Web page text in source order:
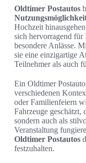
Oldtimer Postautos
Hochzeit
sich hervorragend für
besondere Anlässe.
sie eine einzigartige
Teilnehmer als auch
Ein Oldtimer
verschiedenen
oder Familienfeiern
Fahrzeuge geschätzt,
sondern auch als
Veranstaltung
Oldtimer Postautos
festzuhalten.